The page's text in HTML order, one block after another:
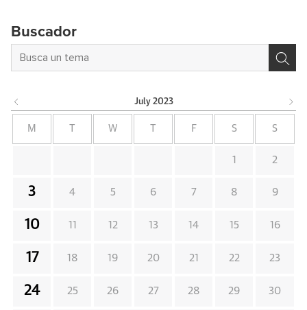
Buscador
July 2023
M W F S S
1 2
3 4 5 6 7 8 9
10 11 12 13 14 15 16
17 18 19 20 21 22 23
24 25 26 27 28 29 30